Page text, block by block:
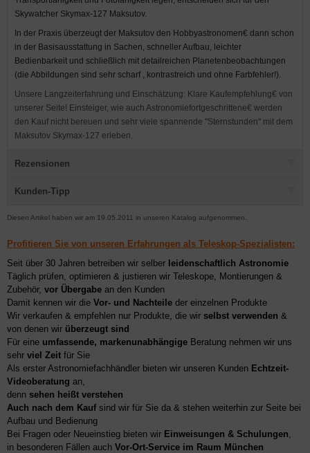
Skywatcher Skymax-127 Maksutov.
In der Praxis überzeugt der Maksutov den Hobbyastronomen€ dann schon
in der Basisausstattung in Sachen, schneller Aufbau, leichter
Bedienbarkeit und schließlich mit detailreichen Planetenbeobachtungen
(die Abbildungen sind sehr scharf , kontrastreich und ohne Farbfehler!).
Unsere Langzeiterfahrung und Einschätzung: Klare Kaufempfehlung€ von
unserer Seite! Einsteiger, wie auch Astronomiefortgeschrittene€ werden
den Kauf nicht bereuen und sehr viele spannende "Sternstunden" mit dem
Maksutov Skymax-127 erleben.
Rezensionen
Kunden-Tipp
Diesen Artikel haben wir am 19.05.2011 in unseren Katalog aufgenommen.
Profitieren Sie von unseren Erfahrungen als Teleskop-Spezialisten:
Seit über 30 Jahren betreiben wir selber leidenschaftlich Astronomie
Täglich prüfen, optimieren & justieren wir Teleskope, Montierungen &
Zubehör, vor Übergabe an den Kunden
Damit kennen wir die Vor- und Nachteile der einzelnen Produkte
Wir verkaufen & empfehlen nur Produkte, die wir selbst verwenden &
von denen wir überzeugt sind
Für eine umfassende, markenunabhängige Beratung nehmen wir uns
sehr viel Zeit für Sie
Als erster Astronomiefachhändler bieten wir unseren Kunden Echtzeit-
Videoberatung an,
denn sehen heißt verstehen
Auch nach dem Kaufsind wir für Sie da & stehen weiterhin zur Seite bei
Aufbau und Bedienung
Bei Fragen oder Neueinstieg bieten wir Einweisungen & Schulungen
in besonderen Fällen auch Vor-Ort-Service im Raum München